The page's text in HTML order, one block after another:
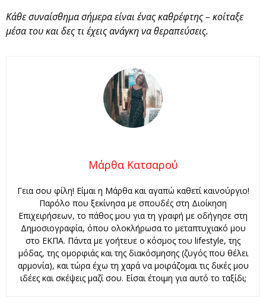
Κάθε συναίσθημα σήμερα είναι ένας καθρέφτης – κοίταξε
μέσα του και δες τι έχεις ανάγκη να θεραπεύσεις.
Μάρθα Κατσαρού
Γεια σου φίλη! Είμαι η Μάρθα και αγαπώ καθετί καινούργιο!
Παρόλο που ξεκίνησα με σπουδές στη Διοίκηση
Επιχειρήσεων, το πάθος μου για τη γραφή με οδήγησε στη
Δημοσιογραφία, όπου ολοκλήρωσα το μεταπτυχιακό μου
στο ΕΚΠΑ. Πάντα με γοήτευε ο κόσμος του lifestyle, της
μόδας, της ομορφιάς και της διακόσμησης (ζυγός που θέλει
αρμονία), και τώρα έχω τη χαρά να μοιράζομαι τις δικές μου
ιδέες και σκέψεις μαζί σου. Είσαι έτοιμη για αυτό το ταξίδι;